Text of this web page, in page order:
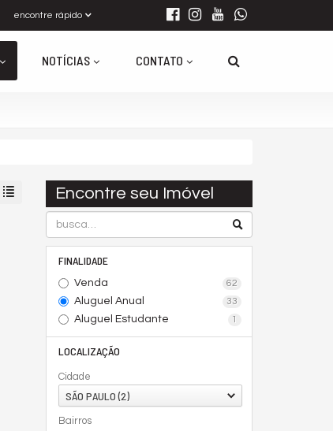
encontre rápido
NOTÍCIAS CONTATO
Encontre seu Imóvel
FINALIDADE
Venda 62
Aluguel Anual 33
Aluguel Estudante 1
LOCALIZAÇÃO
Cidade
SÃO PAULO (2)
Bairros